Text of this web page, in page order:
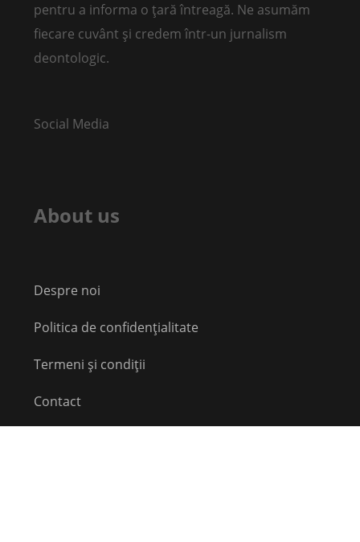
pentru a informa o țară întreagă. Ne asumăm
fiecare cuvânt și credem într-un jurnalism
deontologic.
Social Media
About us
Despre noi
Politica de confidențialitate
Termeni și condiții
Contact